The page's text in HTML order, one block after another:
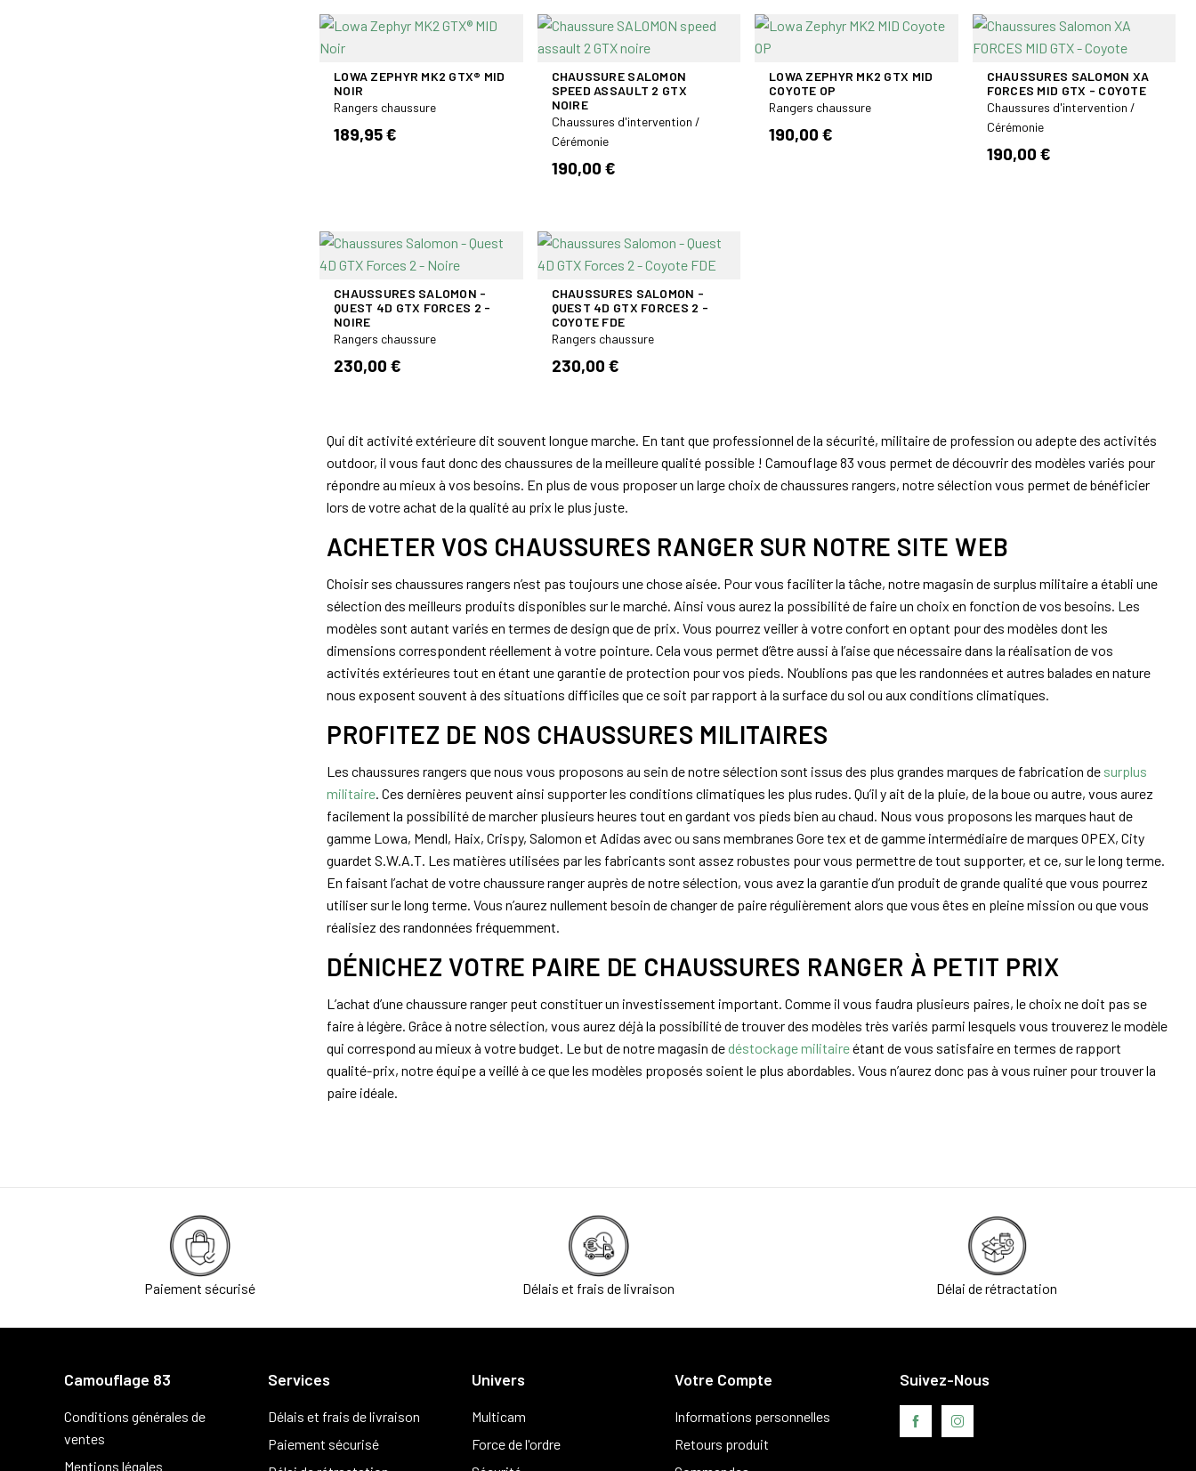
Qui dit activité extérieure dit souvent longue marche. En tant que professionnel de la sécurité, militaire de profession ou adepte des activités
outdoor, il vous faut donc des chaussures de la meilleure qualité possible ! Camouflage 83 vous permet de découvrir des modèles variés pour
répondre au mieux à vos besoins. En plus de vous proposer un large choix de chaussures rangers, notre sélection vous permet de bénéficier
lors de votre achat de la qualité au prix le plus juste.
ACHETER VOS CHAUSSURES RANGER SUR NOTRE SITE WEB
Choisir ses chaussures rangers n’est pas toujours une chose aisée. Pour vous faciliter la tâche, notre magasin de surplus militaire a établi une
sélection des meilleurs produits disponibles sur le marché. Ainsi vous aurez la possibilité de faire un choix en fonction de vos besoins. Les
modèles sont autant variés en termes de design que de prix. Vous pourrez veiller à votre confort en optant pour des modèles dont les
dimensions correspondent réellement à votre pointure. Cela vous permet d’être aussi à l’aise que nécessaire dans la réalisation de vos
activités extérieures tout en étant une garantie de protection pour vos pieds. N’oublions pas que les randonnées et autres balades en nature
nous exposent souvent à des situations difficiles que ce soit par rapport à la surface du sol ou aux conditions climatiques.
PROFITEZ DE NOS CHAUSSURES MILITAIRES
Les chaussures rangers que nous vous proposons au sein de notre sélection sont issus des plus grandes marques de fabrication de surplus
militaire. Ces dernières peuvent ainsi supporter les conditions climatiques les plus rudes. Qu’il y ait de la pluie, de la boue ou autre, vous aurez
facilement la possibilité de marcher plusieurs heures tout en gardant vos pieds bien au chaud. Nous vous proposons les marques haut de
gamme Lowa, Mendl, Haix, Crispy, Salomon et Adidas avec ou sans membranes Gore tex et de gamme intermédiaire de marques OPEX, City
guardet S.W.A.T. Les matières utilisées par les fabricants sont assez robustes pour vous permettre de tout supporter, et ce, sur le long terme.
En faisant l’achat de votre chaussure ranger auprès de notre sélection, vous avez la garantie d’un produit de grande qualité que vous pourrez
utiliser sur le long terme. Vous n’aurez nullement besoin de changer de paire régulièrement alors que vous êtes en pleine mission ou que vous
réalisiez des randonnées fréquemment.
DÉNICHEZ VOTRE PAIRE DE CHAUSSURES RANGER À PETIT PRIX
L’achat d’une chaussure ranger peut constituer un investissement important. Comme il vous faudra plusieurs paires, le choix ne doit pas se
faire à légère. Grâce à notre sélection, vous aurez déjà la possibilité de trouver des modèles très variés parmi lesquels vous trouverez le modèle
qui correspond au mieux à votre budget. Le but de notre magasin dedéstockage militaireétant de vous satisfaire en termes de rapport
qualité-prix, notre équipe a veillé à ce que les modèles proposés soient le plus abordables. Vous n’aurez donc pas à vous ruiner pour trouver la
paire idéale.
LOWA ZEPHYR MK2 GTX® MID
NOIR
Rangers chaussure
189,95 €
CHAUSSURE SALOMON
SPEED ASSAULT 2 GTX
NOIRE
Chaussures d'intervention /
Cérémonie
190,00 €
LOWA ZEPHYR MK2 GTX MID
COYOTE OP
Rangers chaussure
190,00 €
CHAUSSURES SALOMON XA
FORCES MID GTX - COYOTE
Chaussures d'intervention /
Cérémonie
190,00 €
CHAUSSURES SALOMON -
QUEST 4D GTX FORCES 2 -
NOIRE
Rangers chaussure
230,00 €
CHAUSSURES SALOMON -
QUEST 4D GTX FORCES 2 -
COYOTE FDE
Rangers chaussure
230,00 €
Paiement sécurisé Délais et frais de livraison Délai de rétractation
Camouflage 83
Conditions générales de
ventes
Mentions légales
Services
Délais et frais de livraison
Paiement sécurisé
Univers
Multicam
Force de l'ordre
Votre Compte
Informations personnelles
Retours produit
Suivez-Nous